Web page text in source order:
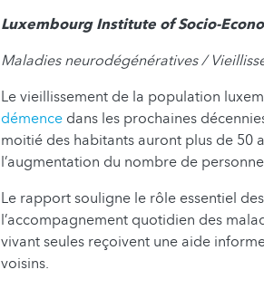
Luxembourg Institute of Socio-
Maladies neurodégénératives /
Le vieillissement de la population
démence dans les prochaines
moitié des habitants auront plus de 50
l’augmentation du nombre de
Le rapport souligne le rôle essentiel
l’accompagnement quotidien des
vivant seules reçoivent une aide
voisins.